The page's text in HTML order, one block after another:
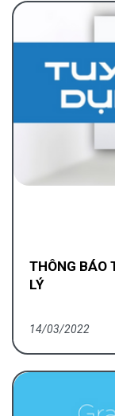
THÔNG BÁO
LÝ
14/03/2022